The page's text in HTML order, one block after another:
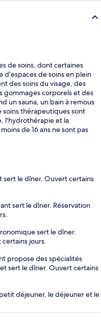
de soins, dont certaines
d’espaces de soins en plein
des soins du visage, des
gommages corporels et des
un sauna, un bain à remous
soins thérapeutiques sont
l'hydrothérapie et la
de 16 ans ne sont pas
sert le dîner. Ouvert certains
sert le dîner. Réservation
sert le dîner.
jours.
propose des spécialités
sert le dîner. Ouvert certains
déjeuner, le déjeuner et le